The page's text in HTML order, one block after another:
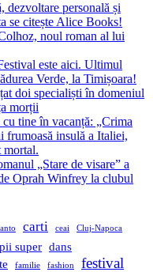
personală și
se citește Alice Books!
noul roman al lui
este aici. Ultimul
Verde, la Timișoara!
doi specialiști în domeniul
morții
tine în vacanță: „Crima
frumoasă insulă a Italiei,
mortal.
„Stare de visare” a
Oprah Winfrey la clubul
carti ceai Cluj-Napoca
super dans
familie fashion festival